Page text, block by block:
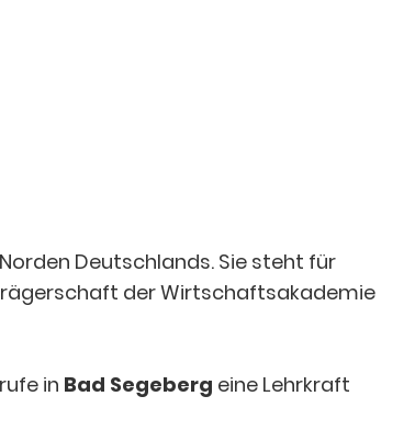
Deutschlands. Sie steht für
der Wirtschaftsakademie
in Bad Segeberg eine Lehrkraft